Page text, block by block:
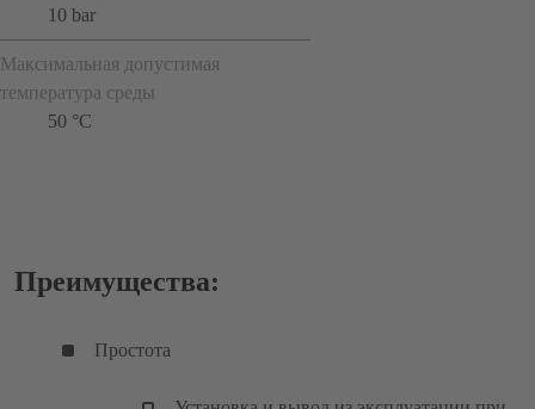
10 bar
Максимальная допустимая
температура среды
50 °C
Преимущества:
Простота